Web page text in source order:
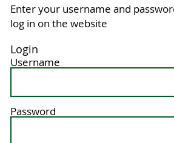
Enter your username and
log in on the website
Login
Username
Password